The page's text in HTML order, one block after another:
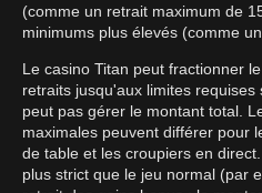
(comme un retrait maximum de
minimums plus élevés (comme
Le casino Titan peut fractionner
retraits jusqu'aux limites
peut pas gérer le montant total.
maximales peuvent différer pour
de table et les croupiers en
plus strict que le jeu normal (par